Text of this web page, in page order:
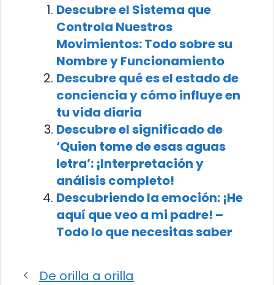
Descubre el Sistema que
Controla Nuestros
Movimientos: Todo sobre su
Nombre y Funcionamiento
Descubre qué es el estado de
conciencia y cómo influye en
tu vida diaria
Descubre el significado de
‘Quien tome de esas aguas
letra’: ¡Interpretación y
análisis completo!
Descubriendo la emoción: ¡He
aquí que veo a mi padre! –
Todo lo que necesitas saber
De orilla a orilla